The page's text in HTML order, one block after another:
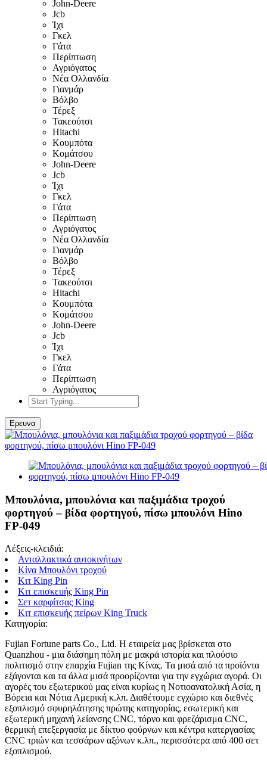
John-Deere
Jcb
Ίχι
Γκελ
Γάτα
Περίπτωση
Αγριόγατος
Νέα Ολλανδία
Γιανμάρ
Βόλβο
Τέρεξ
Τακεούτσι
Hitachi
Κουμπότα
Κομάτσου
John-Deere
Jcb
Ίχι
Γκελ
Γάτα
Περίπτωση
Αγριόγατος
Νέα Ολλανδία
Γιανμάρ
Βόλβο
Τέρεξ
Τακεούτσι
Hitachi
Κουμπότα
Κομάτσου
John-Deere
Jcb
Ίχι
Γκελ
Γάτα
Περίπτωση
Αγριόγατος
Ερευνα
Μπουλόνια, μπουλόνια και παξιμάδια τροχού
φορτηγού – βίδα φορτηγού, πίσω μπουλόνι Hino
FP-049
Λέξεις-κλειδιά:
Ανταλλακτικά αυτοκινήτων
Κίνα Μπουλόνι τροχού
Κιτ King Pin
Κιτ επισκευής King Pin
Σετ καρφίτσας King
Κιτ επισκευής πείρων King Truck
Κατηγορία:
Fujian Fortune parts Co., Ltd. Η εταιρεία μας βρίσκεται στο
Quanzhou - μια διάσημη πόλη με μακρά ιστορία και πλούσιο
πολιτισμό στην επαρχία Fujian της Κίνας. Τα μισά από τα προϊόντα
εξάγονται και τα άλλα μισά προορίζονται για την εγχώρια αγορά. Οι
αγορές του εξωτερικού μας είναι κυρίως η Νοτιοανατολική Ασία, η
Βόρεια και Νότια Αμερική κ.λπ. Διαθέτουμε εγχώριο και διεθνές
εξοπλισμό σφυρηλάτησης πρώτης κατηγορίας, εσωτερική και
εξωτερική μηχανή λείανσης CNC, τόρνο και φρεζάρισμα CNC,
θερμική επεξεργασία με δίκτυο φούρνων και κέντρα κατεργασίας
CNC τριών και τεσσάρων αξόνων κ.λπ., περισσότερα από 400 σετ
εξοπλισμού.